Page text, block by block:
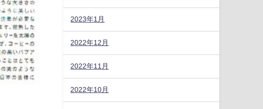
2023年1月
2022年12月
2022年11月
2022年10月